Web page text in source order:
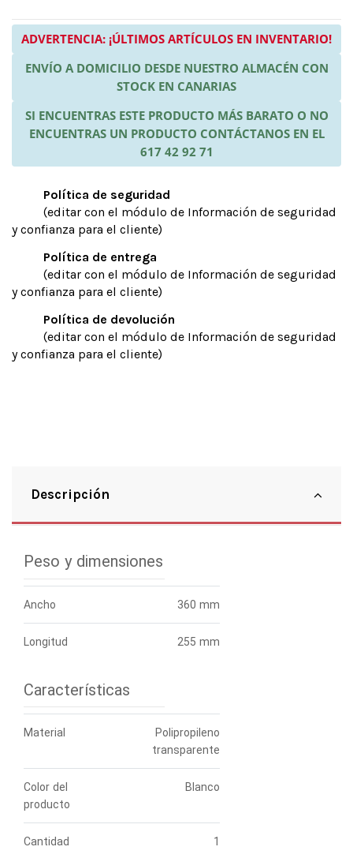
ADVERTENCIA: ¡ÚLTIMOS ARTÍCULOS EN INVENTARIO!
ENVÍO A DOMICILIO DESDE NUESTRO ALMACÉN CON
STOCK EN CANARIAS
SI ENCUENTRAS ESTE PRODUCTO MÁS BARATO O NO
ENCUENTRAS UN PRODUCTO CONTÁCTANOS EN EL
617 42 92 71
Política de seguridad
(editar con el módulo de Información de seguridad
y confianza para el cliente)
Política de entrega
(editar con el módulo de Información de seguridad
y confianza para el cliente)
Política de devolución
(editar con el módulo de Información de seguridad
y confianza para el cliente)
Descripción
Peso y dimensiones
Ancho 360 mm
Longitud 255 mm
Características
Material
Polipropileno
transparente
Color del
producto
Blanco
Cantidad 1